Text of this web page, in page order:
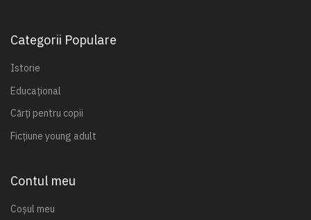
Categorii Populare
Istorie
Educațional
Cărți pentru copii
Ficțiune young adult
Contul meu
Coșul meu